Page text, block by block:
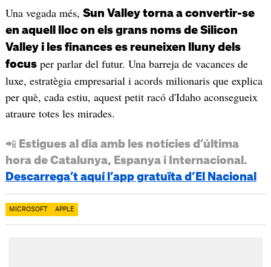
Una vegada més, Sun Valley torna a convertir-se
en aquell lloc on els grans noms de Silicon
Valley i les finances es reuneixen lluny dels
focusper parlar del futur. Una barreja de vacances de
luxe, estratègia empresarial i acords milionaris que explica
per què, cada estiu, aquest petit racó d'Idaho aconsegueix
atraure totes les mirades.
📲 Estigues al dia amb les notícies d’última
hora de Catalunya, Espanya i Internacional.
Descarrega’t aquí l’app gratuïta d’El Nacional
MICROSOFT APPLE